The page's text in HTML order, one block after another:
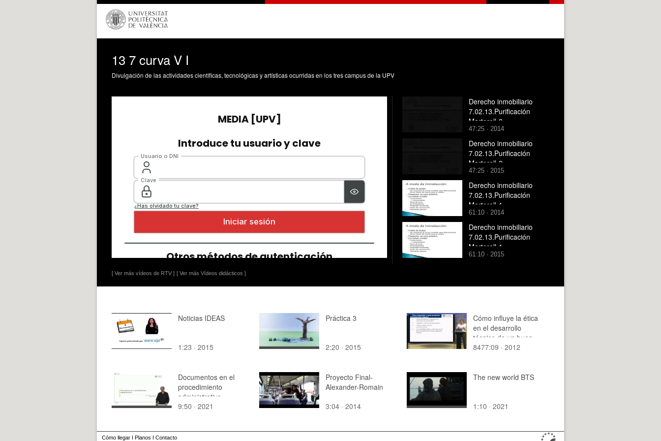
13 7 curva V I
Divulgación de las actividades científicas, tecnológicas y artísticas ocurridas en los tres campus de la UPV
[ Ver más vídeos de RTV ] [ Ver más Vídeos didácticos ]
Derecho inmobiliario
7.02.13.Purificación
Martorell-2
47:25 · 2014
Derecho inmobiliario
7.02.13.Purificación
Martorell-2
47:25 · 2015
Derecho inmobiliario
7.02.13.Purificación
Martorell-1
61:10 · 2014
Derecho inmobiliario
7.02.13.Purificación
Martorell-1
61:10 · 2015
Noticias IDEAS
1:23 · 2015
Práctica 3
2:20 · 2015
Cómo influye la ética
en el desarrollo
técnico de un buen
profesional
8477:09 · 2012
Documentos en el
procedimiento
administrativo
9:50 · 2021
Proyecto Final-
Alexander-Romain
3:04 · 2014
The new world BTS
1:10 · 2021
Cómo llegar I Planos I Contacto